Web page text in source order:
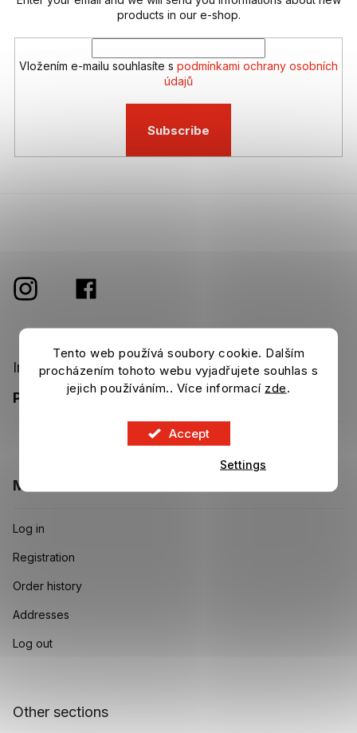
Tento web používá soubory cookie. Dalším
procházením tohoto webu vyjadřujete souhlas s
jejich používáním.. Více informací zde.
Accept
Settings
products in our e-shop.
Vložením e-mailu souhlasíte s podmínkami ochrany osobních
údajů
Subscribe
Important information
PRIVACY POLICY
MY ACCOUNT
Log in
Registration
Order history
Addresses
Log out
Other sections